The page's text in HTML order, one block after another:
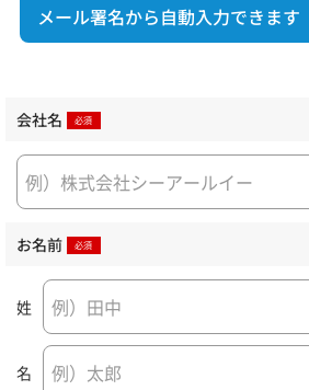
メール署名から自動入力できます
会社名
お名前
姓
名